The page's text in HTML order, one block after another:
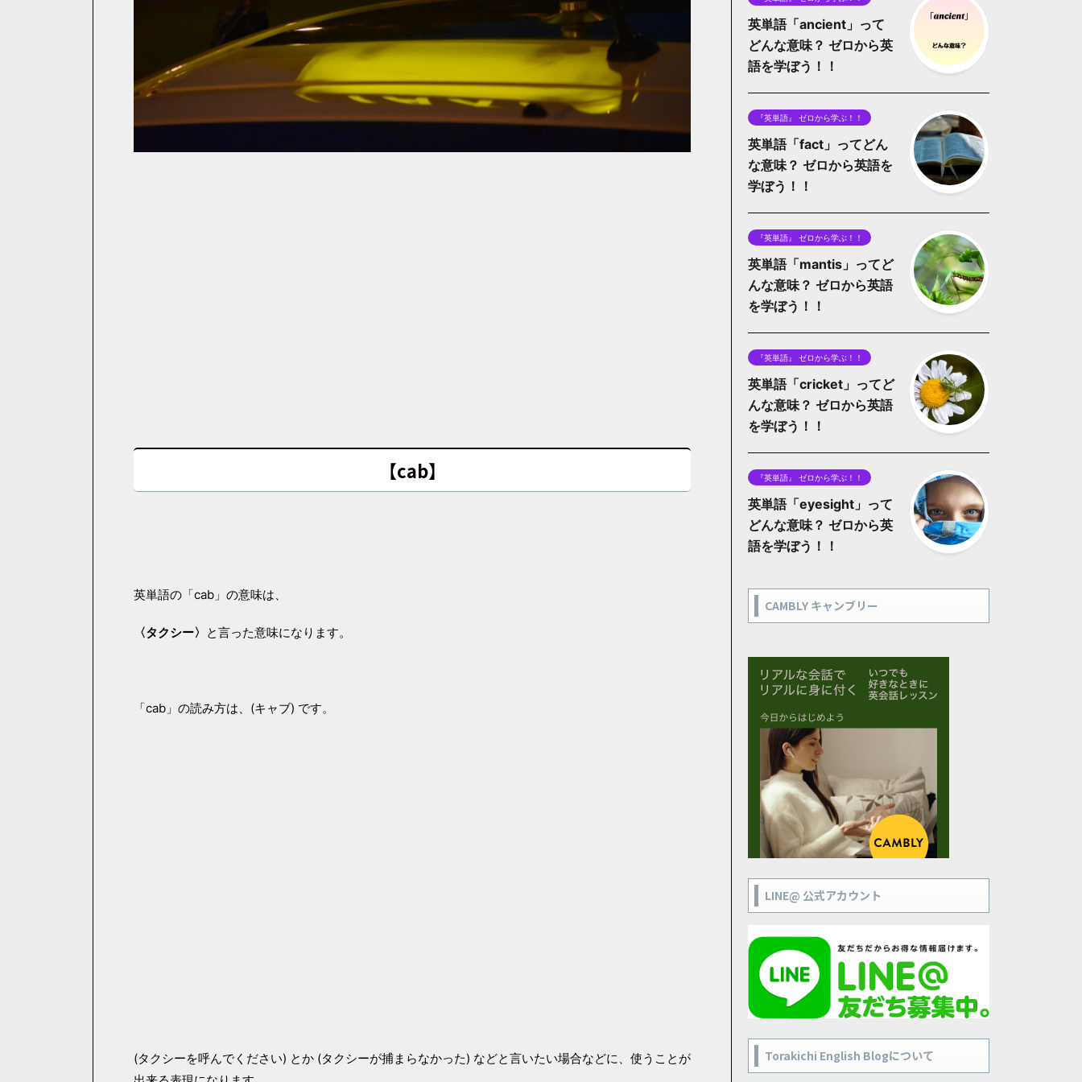
【cab】
英単語の「cab」の意味は、
〈タクシー〉 と言った意味になります。
「cab」の読み方は、(キャブ) です。
(タクシーを呼んでください) とか (タクシーが捕まらなかった) などと言いたい場合などに、使うことが
英単語「ancient」って
どんな意味？ ゼロから英
語を学ぼう！！
『英単語』 ゼロから学ぶ！！
英単語「fact」ってどん
な意味？ ゼロから英語を
学ぼう！！
『英単語』 ゼロから学ぶ！！
英単語「mantis」ってど
んな意味？ ゼロから英語
を学ぼう！！
『英単語』 ゼロから学ぶ！！
英単語「cricket」ってど
んな意味？ ゼロから英語
を学ぼう！！
『英単語』 ゼロから学ぶ！！
英単語「eyesight」って
どんな意味？ ゼロから英
語を学ぼう！！
CAMBLY キャンブリー
LINE@ 公式アカウント
Torakichi English Blogについて